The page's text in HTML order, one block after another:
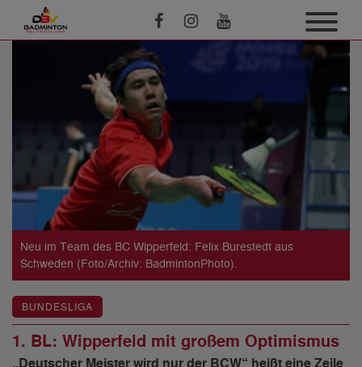
Neu im Team des BC Wipperfeld: Felix Burestedt aus
Schweden (Foto/Archiv: BadmintonPhoto).
BUNDESLIGA
1. BL: Wipperfeld mit großem Optimismus